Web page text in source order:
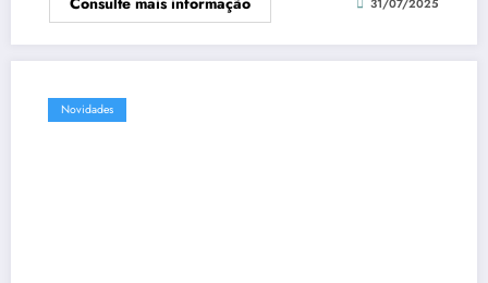
31/07/2025
Novidades